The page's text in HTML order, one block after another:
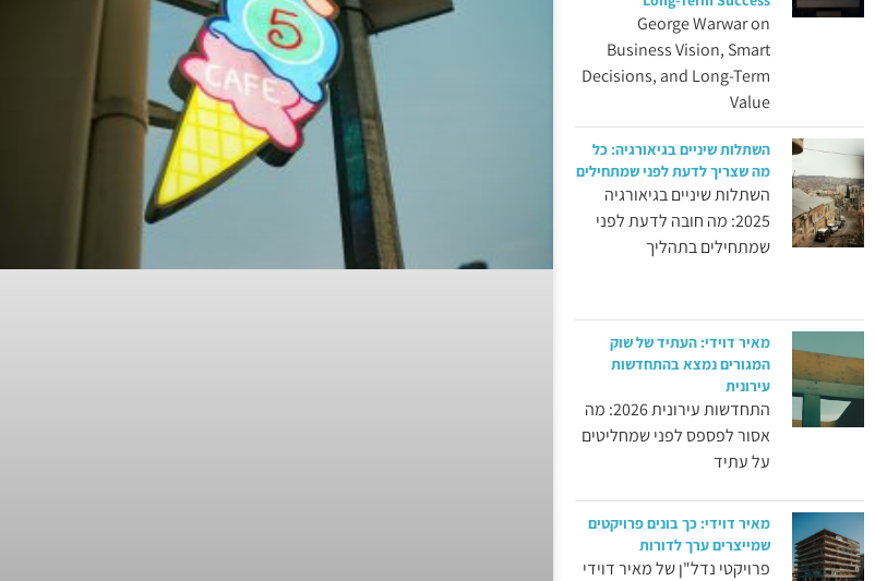
George Warwar on
Business Vision, Smart
Decisions, and Long-Term
Value
השתלות שיניים בגיאורגיה: כל
מה שצריך לדעת לפני שמתחילים
השתלות שיניים בגיאורגיה
2025: מה חובה לדעת לפני
שמתחילים בתהליך
מאיר דוידי: העתיד של שוק
המגורים נמצא בהתחדשות
עירונית
התחדשות עירונית 2026: מה
אסור לפספס לפני שמחליטים
על עתיד
מאיר דוידי: כך בונים פרויקטים
שמייצרים ערך לדורות
פרויקטי נדל"ן של מאיר דוידי